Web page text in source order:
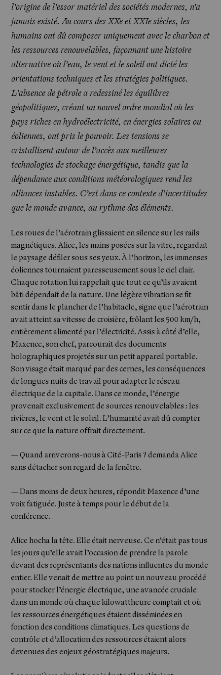
Newsletter
l’origine de l’essor matériel des sociétés modernes, n’a
jamais existé. Au cours des XXe et XXIe siècles, les
humains ont dû composer uniquement avec le charbon et
les ressources renouvelables, façonnant une histoire
alternative où l’eau, le vent et le soleil ont dicté les
orientations techniques et les stratégies politiques.
L’absence de pétrole a redessiné les équilibres
géopolitiques, créant un nouvel ordre mondial où les
pays riches en hydroélectricité, en énergies solaires ou
éoliennes, ont pris le pouvoir. Les tensions se
cristallisent autour de l’accès aux meilleures
technologies de stockage énergétique, tandis que la
dépendance aux conditions météorologiques rend les
alliances instables. C’est dans ce contexte d’incertitudes
que le monde avance, au rythme des éléments.
Les roues de l’aérotrain glissaient en silence sur les rails
magnétiques. Alice, les mains posées sur la vitre, regardait
le paysage défiler sous ses yeux. À l’horizon, les immenses
éoliennes tournaient paresseusement sous le ciel clair.
Chaque rotation lui rappelait que tout ce qu’ils avaient
bâti dépendait de la nature. Une légère vibration se fit
sentir dans le plancher de l’habitacle, signe que l’aérotrain
avait atteint sa vitesse de croisière, frôlant les 500 km/h,
entièrement alimenté par l’électricité. Assis à côté d’elle,
Maxence, son chef, parcourait des documents
holographiques projetés sur un petit appareil portable.
Son visage était marqué par des cernes, les conséquences
de longues nuits de travail pour adapter le réseau
électrique de la capitale. Dans ce monde, l’énergie
provenait exclusivement de sources renouvelables : les
rivières, le vent et le soleil. L’humanité avait dû compter
sur ce que la nature offrait directement.
— Quand arriverons-nous à Cité-Paris ? demanda Alice
sans détacher son regard de la fenêtre.
— Dans moins de deux heures, répondit Maxence d’une
voix fatiguée. Juste à temps pour le début de la
conférence.
Alice hocha la tête. Elle était nerveuse. Ce n’était pas tous
les jours qu’elle avait l’occasion de prendre la parole
devant des représentants des nations influentes du monde
entier. Elle venait de mettre au point un nouveau procédé
pour stocker l’énergie électrique, une avancée cruciale
dans un monde où chaque kilowattheure comptait et où
les ressources énergétiques étaient disséminées en
fonction des conditions climatiques. Les questions de
contrôle et d’allocation des ressources étaient alors
devenues des enjeux géostratégiques majeurs.